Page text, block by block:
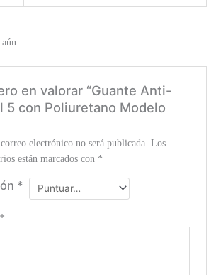
en valorar “Guante Anti-
5 con Poliuretano Modelo
electrónico no será publicada. Los
están marcados con *
*
*